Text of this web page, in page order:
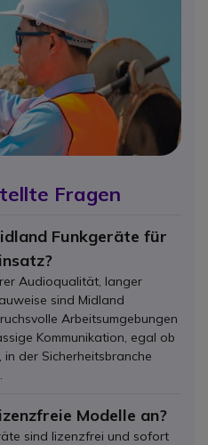
Fragen
Funkgeräte für
Audioqualität, langer
sind Midland
Arbeitsumgebungen
Kommunikation, egal ob
der Sicherheitsbranche
Modelle an?
sind lizenzfrei und sofort